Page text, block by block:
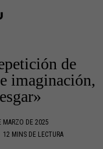
de
imaginación,
MARZO DE 2025
12 MINS DE LECTURA